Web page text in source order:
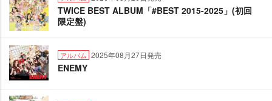
TWICE BEST ALBUM「#BEST 2015-2025」(初回
限定盤)
アルバム 2025年08月27日発売
ENEMY